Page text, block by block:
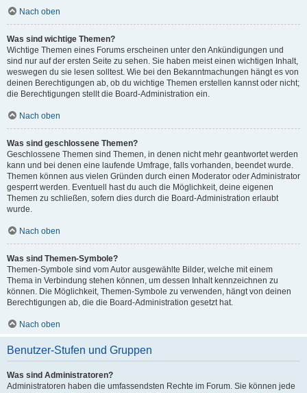
Nach oben
Was sind wichtige Themen?
Wichtige Themen eines Forums erscheinen unter den Ankündigungen und
sind nur auf der ersten Seite zu sehen. Sie haben meist einen wichtigen Inhalt,
weswegen du sie lesen solltest. Wie bei den Bekanntmachungen hängt es von
deinen Berechtigungen ab, ob du wichtige Themen erstellen kannst oder nicht;
die Berechtigungen stellt die Board-Administration ein.
Nach oben
Was sind geschlossene Themen?
Geschlossene Themen sind Themen, in denen nicht mehr geantwortet werden
kann und bei denen eine laufende Umfrage, falls vorhanden, beendet wurde.
Themen können aus vielen Gründen durch einen Moderator oder Administrator
gesperrt werden. Eventuell hast du auch die Möglichkeit, deine eigenen
Themen zu schließen, sofern dies durch die Board-Administration erlaubt
wurde.
Nach oben
Was sind Themen-Symbole?
Themen-Symbole sind vom Autor ausgewählte Bilder, welche mit einem
Thema in Verbindung stehen können, um dessen Inhalt kennzeichnen zu
können. Die Möglichkeit, Themen-Symbole zu verwenden, hängt von deinen
Berechtigungen ab, die die Board-Administration gesetzt hat.
Nach oben
Benutzer-Stufen und Gruppen
Was sind Administratoren?
Administratoren haben die umfassendsten Rechte im Forum. Sie können jede